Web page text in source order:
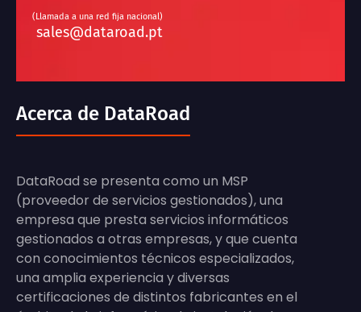
(Llamada a una red fija nacional)
sales@dataroad.pt
Acerca de DataRoad
DataRoad se presenta como un MSP
(proveedor de servicios gestionados), una
empresa que presta servicios informáticos
gestionados a otras empresas, y que cuenta
con conocimientos técnicos especializados,
una amplia experiencia y diversas
certificaciones de distintos fabricantes en el